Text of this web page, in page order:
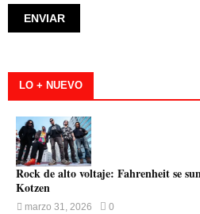
LO + NUEVO
Rock de alto voltaje: Fahrenheit se
Kotzen
marzo 31, 2026 0